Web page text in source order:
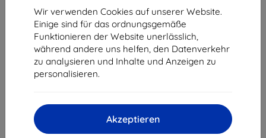
Wir verwenden Cookies auf unserer Website.
Einige sind für das ordnungsgemäße
Funktionieren der Website unerlässlich,
während andere uns helfen, den Datenverkehr
zu analysieren und Inhalte und Anzeigen zu
personalisieren.
Akzeptieren
In den Warenkorb
Massenrabatt
2Stck.
10%
Lieferung 13. August - 14. August